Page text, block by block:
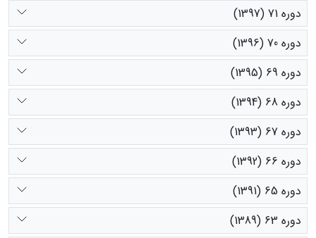
دوره 71 (1397)
دوره 70 (1396)
دوره 69 (1395)
دوره 68 (1394)
دوره 67 (1393)
دوره 66 (1392)
دوره 65 (1391)
دوره 63 (1389)